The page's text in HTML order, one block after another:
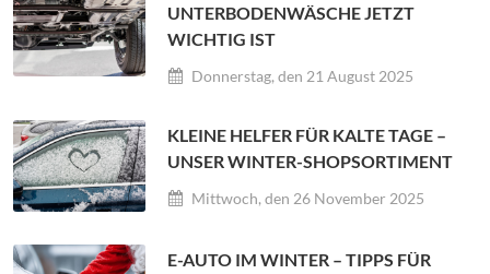
UNTERBODENWÄSCHE JETZT
WICHTIG IST
Donnerstag, den 21 August 2025
KLEINE HELFER FÜR KALTE TAGE –
UNSER WINTER-SHOPSORTIMENT
Mittwoch, den 26 November 2025
E-AUTO IM WINTER – TIPPS FÜR